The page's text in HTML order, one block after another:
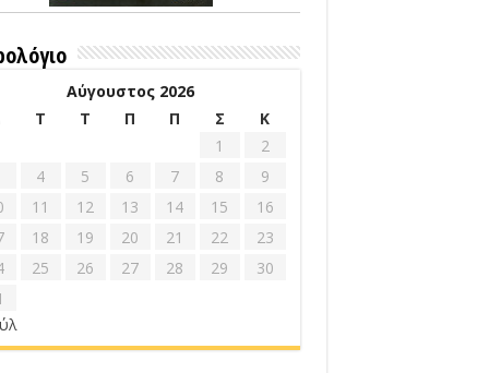
Αύγουστος 2026
Τ Τ Π Π Σ
Κ
1
2
4 5 6 7 8
9
11 12 13 14 15
16
18 19 20 21 22
23
25 26 27 28 29
30